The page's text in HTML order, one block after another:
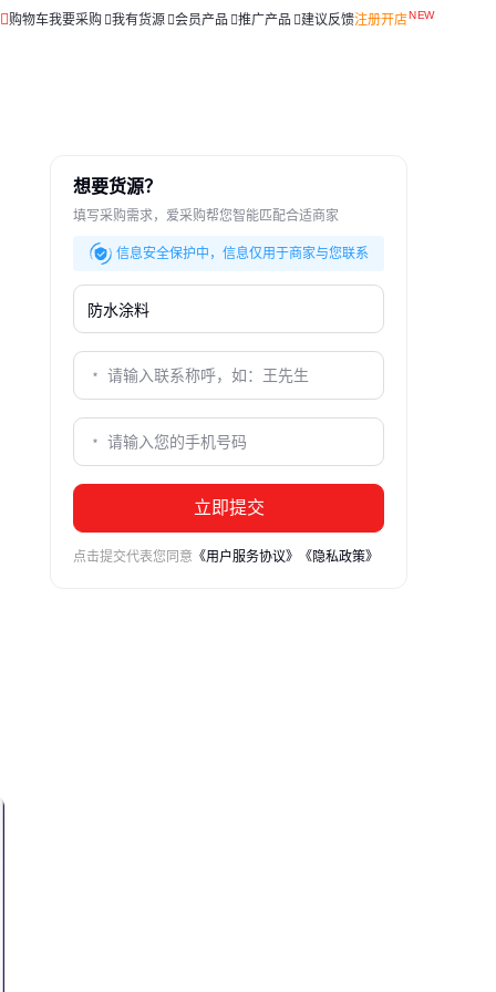
购物车我要采购 我有货源 会员产品 推广产品 建议反馈注册开店
想要货源？
填写采购需求，爱采购帮您智能匹配合适商家
信息安全保护中，信息仅用于商家与您联系
立即提交
点击提交代表您同意 《用户服务协议》 《隐私政策》